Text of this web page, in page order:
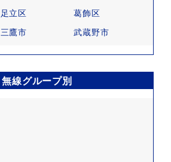
足立区
葛飾区
三鷹市 武蔵野市
無線グループ別